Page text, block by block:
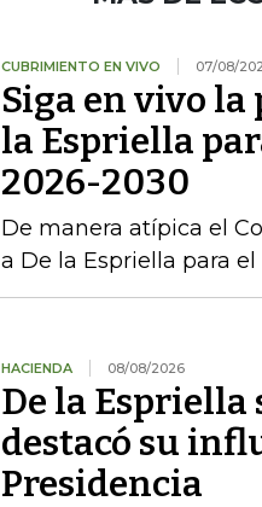
CUBRIMIENTO EN VIVO 07/08/
Siga en vivo la
la Espriella
2026-2030
De manera atípica el
a De la Espriella para
HACIENDA 08/08/2026
De la Espriella
destacó su
Presidencia